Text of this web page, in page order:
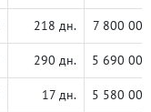
218 дн. 7 800 000
290 дн. 5 690 000
17 дн. 5 580 000